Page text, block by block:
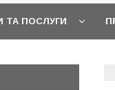
ТА ПОСЛУГИ